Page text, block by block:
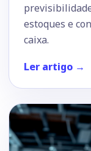
estoques e
caixa.
Ler artigo →